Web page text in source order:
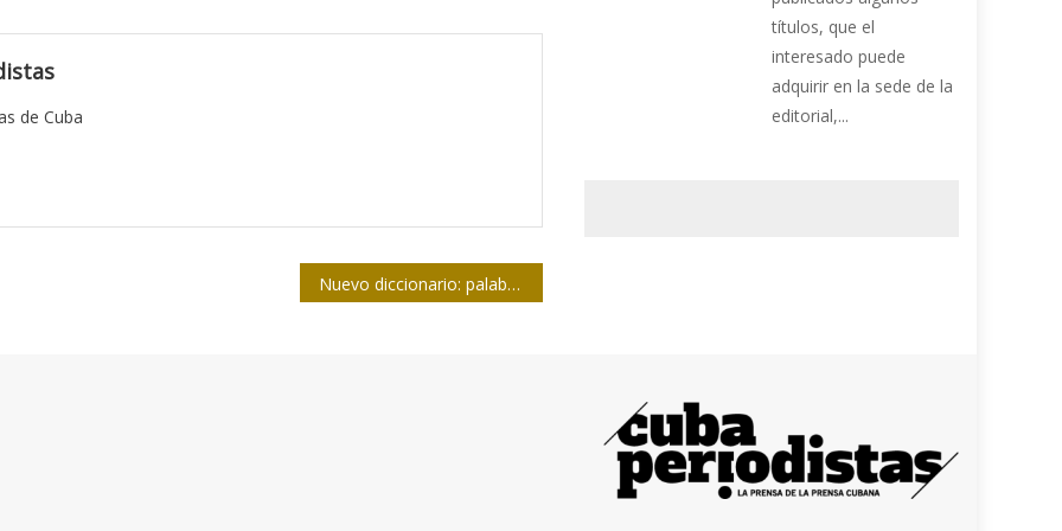
de Cuba
Nuevo diccionario: palabras nuevas y no tan nuevas
títulos, que el
interesado puede
adquirir en la sede de la
editorial,...